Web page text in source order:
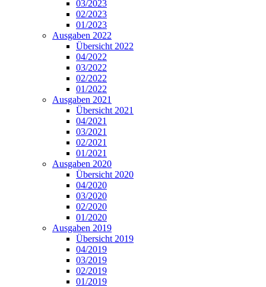
03/2023
02/2023
01/2023
Ausgaben 2022
Übersicht 2022
04/2022
03/2022
02/2022
01/2022
Ausgaben 2021
Übersicht 2021
04/2021
03/2021
02/2021
01/2021
Ausgaben 2020
Übersicht 2020
04/2020
03/2020
02/2020
01/2020
Ausgaben 2019
Übersicht 2019
04/2019
03/2019
02/2019
01/2019